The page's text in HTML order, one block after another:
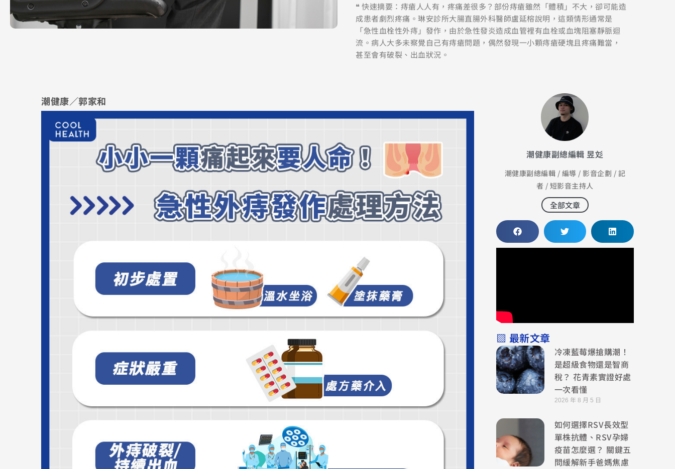
❝ 快速摘要：痔瘡人人有，疼痛差很多？部份痔瘡雖然「體積」不大，卻可能造
成患者劇烈疼痛。琳安診所大腸直腸外科醫師盧延榕說明，這類情形通常是
「急性血栓性外痔」發作，由於急性發炎造成血管裡有血栓或血塊阻塞靜脈迴
流。病人大多未察覺自己有痔瘡問題，偶然發現一小顆痔瘡硬塊且疼痛難當，
甚至會有破裂、出血狀況。
潮健康／郭家和
潮健康副總編輯 昱彣
潮健康副總編輯 / 編導 / 影音企劃 / 記
者 / 短影音主持人
全部文章
▧ 最新文章
冷凍藍莓爆搶購潮！
是超級食物還是智商
稅？ 花青素實證好處
一次看懂
2026 年 8 月 5 日
如何選擇RSV長效型
單株抗體、RSV孕婦
疫苗怎麼選？ 關鍵五
問緩解新手爸媽焦慮